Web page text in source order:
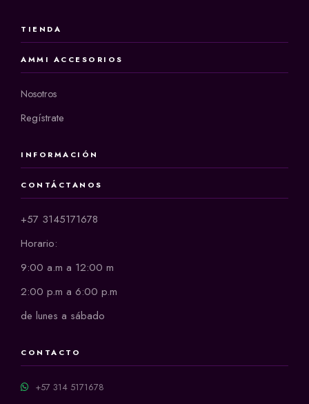
TIENDA
AMMI ACCESORIOS
Nosotros
Regístrate
INFORMACIÓN
CONTÁCTANOS
+57 3145171678
Horario:
9:00 a.m a 12:00 m
2:00 p.m a 6:00 p.m
de lunes a sábado
CONTACTO
+57 314 5171678